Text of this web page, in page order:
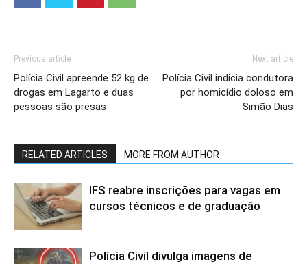
Previous article
Polícia Civil apreende 52 kg de
drogas em Lagarto e duas
pessoas são presas
Next article
Polícia Civil indicia condutora
por homicídio doloso em
Simão Dias
RELATED ARTICLES MORE FROM AUTHOR
IFS reabre inscrições para vagas em
cursos técnicos e de graduação
Polícia Civil divulga imagens de